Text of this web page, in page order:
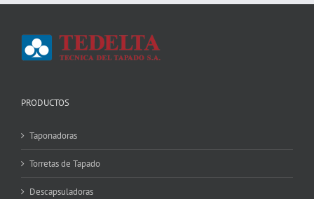
PRODUCTOS
Taponadoras
Torretas de Tapado
Descapsuladoras